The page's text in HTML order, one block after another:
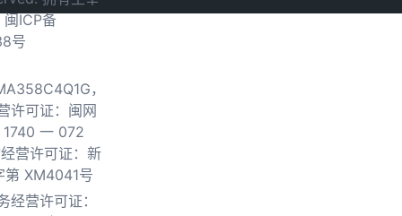
闽ICP备
号
，
许可证：闽网
一 072
营许可证：新
第 XM4041号
经营许可证：